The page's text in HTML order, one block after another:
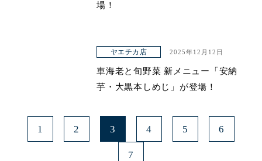
場！
ヤエチカ店 2025年12月12日
車海老と旬野菜 新メニュー「安納
芋・大黒本しめじ」が登場！
1 2 3 4 5 6
7